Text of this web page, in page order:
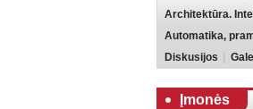
Architektūra.
Automatika,
Diskusijos
Įmonės